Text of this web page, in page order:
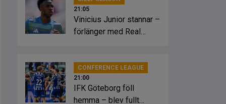
21:05
Vinicius Junior stannar –
förlänger med Real
CONFERENCE LEAGUE
21:00
IFK Göteborg föll
hemma – blev fullt